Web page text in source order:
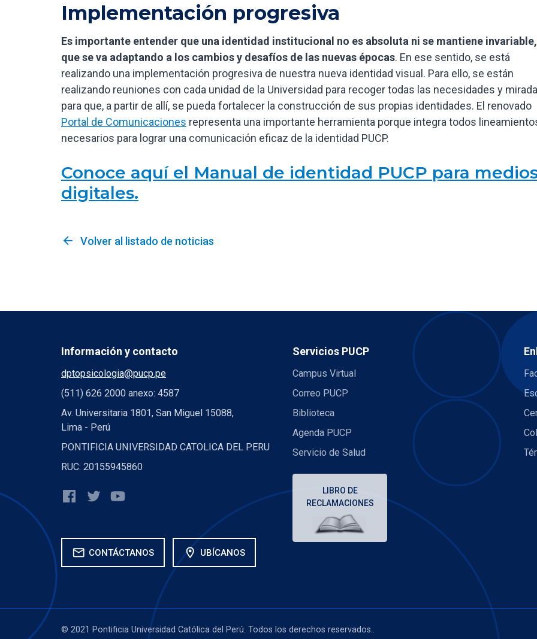
Implementación progresiva
Es importante entender que una identidad institucional no es absoluta ni se mantiene
que se va adaptando a los cambios y desafíos de las nuevas épocas. En ese sentido, se está
realizando una implementación progresiva de nuestra nueva identidad visual. Para ello, se están
realizando reuniones con cada unidad de la Universidad para recoger todas las necesidades y
para que, a partir de allí, se pueda fortalecer la construcción de sus propias identidades. El renovado
Portal de Comunicaciones representa una importante herramienta porque integra todos
necesarios para lograr una comunicación eficaz de la identidad PUCP.
Conoce aquí el Manual de identidad PUCP para
digitales.
arrow_back Volver al listado de noticias
Información y contacto
dptopsicologia@pucp.pe
(511) 626 2000 anexo: 4587
Av. Universitaria 1801, San Miguel 15088,
Lima - Perú
PONTIFICIA UNIVERSIDAD CATOLICA DEL PERU
RUC: 20155945860
mail CONTÁCTANOS location_on UBÍCANOS
Servicios PUCP
Campus Virtual
Correo PUCP
Biblioteca
Agenda PUCP
Servicio de Salud
LIBRO DE
RECLAMACIONES
© 2021 Pontificia Universidad Católica del Perú. Todos los derechos reservados..